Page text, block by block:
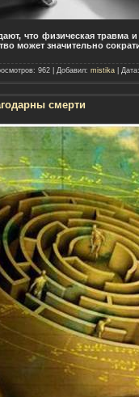
что физическая
может значительно
962 | Добавил: mistika| Дата:
смерти